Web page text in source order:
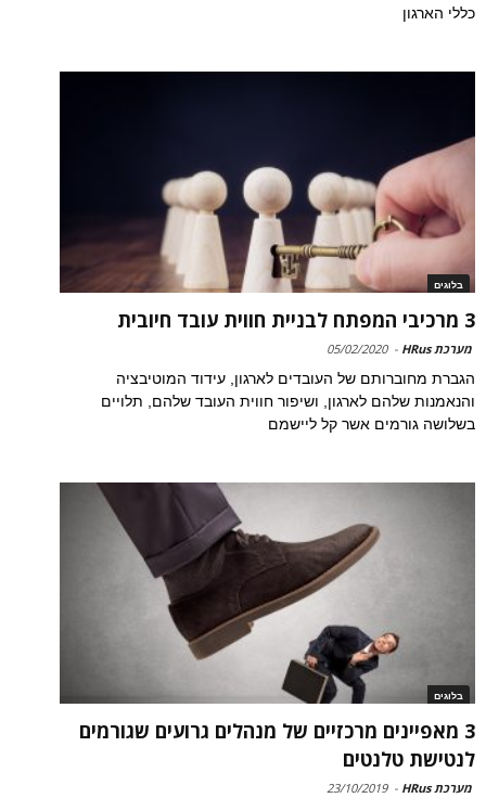
כללי הארגון
בלוגים
3 מרכיבי המפתח לבניית חווית עובד חיובית
מערכת HRus -
05/02/2020
הגברת מחוברותם של העובדים לארגון, עידוד המוטיבציה
והנאמנות שלהם לארגון, ושיפור חווית העובד שלהם, תלויים
בשלושה גורמים אשר קל ליישמם
בלוגים
3 מאפיינים מרכזיים של מנהלים גרועים שגורמים
לנטישת טלנטים
מערכת HRus -
23/10/2019